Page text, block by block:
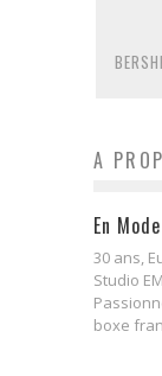
A
En
30 ans,
Studio
boxe